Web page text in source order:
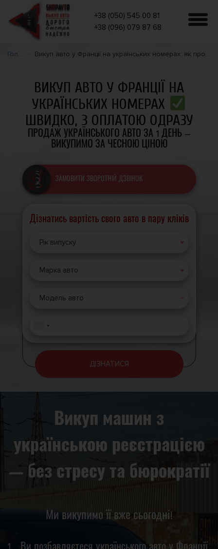
+38 (050) 545 00 81
+38 (096) 079 87 68
Головна Викуп авто у Франції на українських номерах: як продати машину швидко та законно
ВИКУП АВТО У ФРАНЦІЇ НА
УКРАЇНСЬКИХ НОМЕРАХ
ШВИДКО, З ОПЛАТОЮ ОДРАЗУ
ПРОДАЖ УКРАЇНСЬКОГО АВТО ЗА 1 ДЕНЬ –
ВИКУПИМО ЗА ЧЕСНОЮ ЦІНОЮ
ЗАМОВИТИ ЗВОРОТНІЙ ДЗВІНОК
Дізнатись вартість свого авто в пару кліків
Рік випуску
Марка авто
Модель авто
ДІЗНАТИСЯ
Викуп машин з
українською реєстрацією
— без стресу та бюрократії
Ми викупимо її вже сьогодні!